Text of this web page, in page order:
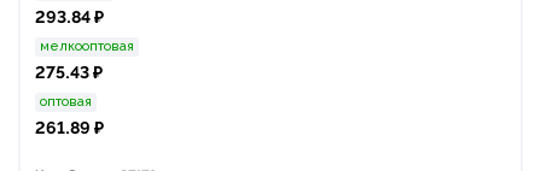
293.84 ₽
мелкооптовая
275.43 ₽
оптовая
261.89 ₽